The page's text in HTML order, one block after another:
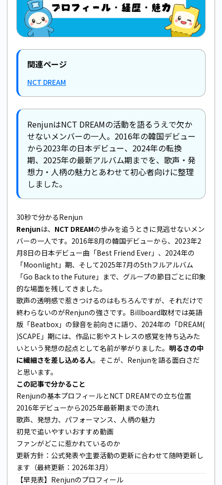
関連ページ
NCT DREAM
RenjunはNCT DREAMの活動を語るうえで欠か
せないメンバーの一人。2016年の韓国デビュー
から2023年の日本デビュー、2024年の転換
期、2025年の最新アルバム期までを、歌声・発
想力・人柄の魅力とあわせて初心者向けに整理
しました。
30秒で分かるRenjun
Renjunは、 NCT DREAMの歩みを追うときに見逃せないメン
バーの一人です。2016年8月の韓国デビューから、2023年2
月8日の日本デビュー曲「Best Friend Ever」、2024年の
「Moonlight」期、そして2025年7月の5thフルアルバム
「Go Back to the Future」まで、グループの節目ごとに印象
的な場面を残してきました。
歌声の透明感で惹きつけるのはもちろんですが、それだけで
終わらないのがRenjunの強さです。Billboard取材では英語
版「Beatbox」の録音を前向きに語り、2024年の「DREAM(
)SCAPE」期には、作品に影やストレスの感覚を持ち込みた
いという発想の起点として名前が挙がりました。 明るさの中
に繊細さを差し込める人。そこが、Renjunを語る面白さだ
と思います。
この記事で分かること
Renjunの基本プロフィールとNCT DREAMでの立ち位置
2016年デビューから2025年最新期までの流れ
歌声、発想力、パフォーマンス、人柄の魅力
初見で追いやすいおすすめ動画
ファンがどこに惹かれているのか
更新方針：公式発表や主要活動の更新に合わせて随時更新し
ます（最終更新：2026年3月）
【早見表】Renjunのプロフィール